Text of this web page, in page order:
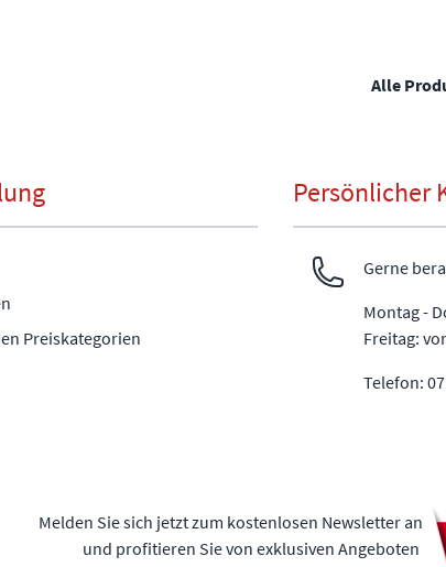
Alle
Preiskategorien
Persönlicher
Gerne
Montag -
Freitag:
Telefon:
Melden Sie sich jetzt zum kostenlosen Newsletter an
und profitieren Sie von exklusiven Angeboten